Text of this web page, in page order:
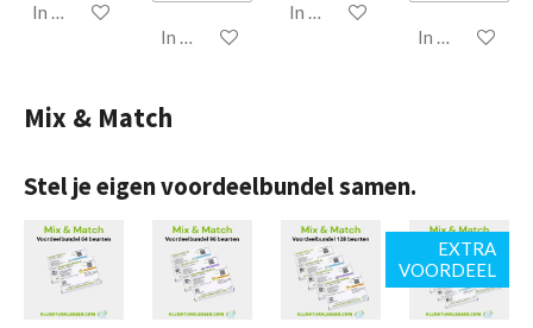
In winkelwagen
In winkelwagen
In winkelwagen
In
Mix & Match
Stel je eigen voordeelbundel samen.
EXTRA
VOORDEEL